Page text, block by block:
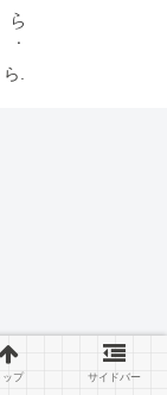
.
ップ サイドバー